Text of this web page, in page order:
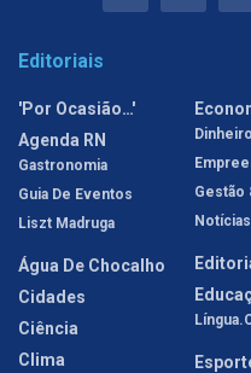
Editoriais
'Por Ocasião…'
Agenda RN
Gastronomia
Guia De Eventos
Liszt Madruga
Água De Chocalho
Cidades
Ciência
Clima
Gestão